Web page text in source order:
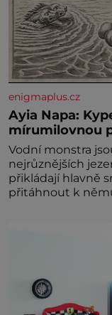
enigmaplus.cz
Ayia Napa:
mírumilovnou
Vodní monstra
nejrůznějších
přikládají hlavně
přitáhnout k